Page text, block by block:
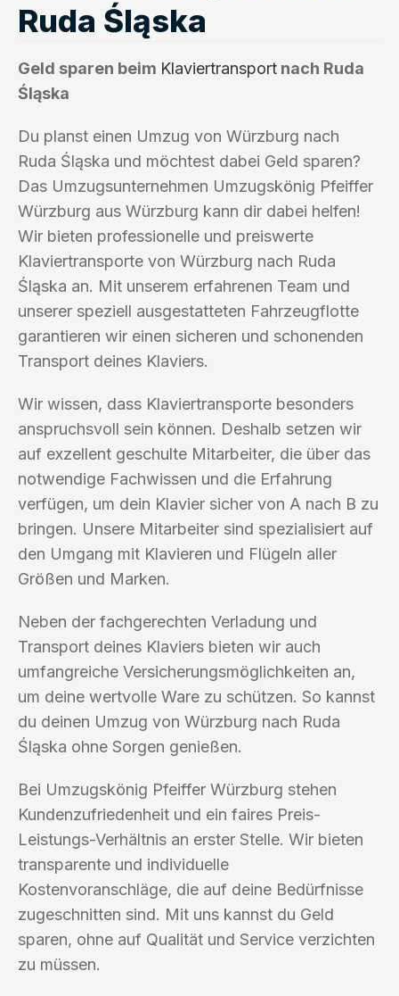
Ruda Śląska
Geld sparen beim Klaviertransport nach Ruda
Śląska
Du planst einen Umzug von Würzburg nach
Ruda Śląska und möchtest dabei Geld sparen?
Das Umzugsunternehmen Umzugskönig Pfeiffer
Würzburg aus Würzburg kann dir dabei helfen!
Wir bieten professionelle und preiswerte
Klaviertransporte von Würzburg nach Ruda
Śląska an. Mit unserem erfahrenen Team und
unserer speziell ausgestatteten Fahrzeugflotte
garantieren wir einen sicheren und schonenden
Transport deines Klaviers.
Wir wissen, dass Klaviertransporte besonders
anspruchsvoll sein können. Deshalb setzen wir
auf exzellent geschulte Mitarbeiter, die über das
notwendige Fachwissen und die Erfahrung
verfügen, um dein Klavier sicher von A nach B zu
bringen. Unsere Mitarbeiter sind spezialisiert auf
den Umgang mit Klavieren und Flügeln aller
Größen und Marken.
Neben der fachgerechten Verladung und
Transport deines Klaviers bieten wir auch
umfangreiche Versicherungsmöglichkeiten an,
um deine wertvolle Ware zu schützen. So kannst
du deinen Umzug von Würzburg nach Ruda
Śląska ohne Sorgen genießen.
Bei Umzugskönig Pfeiffer Würzburg stehen
Kundenzufriedenheit und ein faires Preis-
Leistungs-Verhältnis an erster Stelle. Wir bieten
transparente und individuelle
Kostenvoranschläge, die auf deine Bedürfnisse
zugeschnitten sind. Mit uns kannst du Geld
sparen, ohne auf Qualität und Service verzichten
zu müssen.